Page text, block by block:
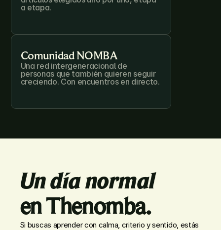
a etapa.
Comunidad NOMBA
Una red intergeneracional de
personas que también quieren seguir
creciendo. Con encuentros en directo.
Un día normal
en Thenomba.
Si buscas aprender con calma, criterio y sentido, estás